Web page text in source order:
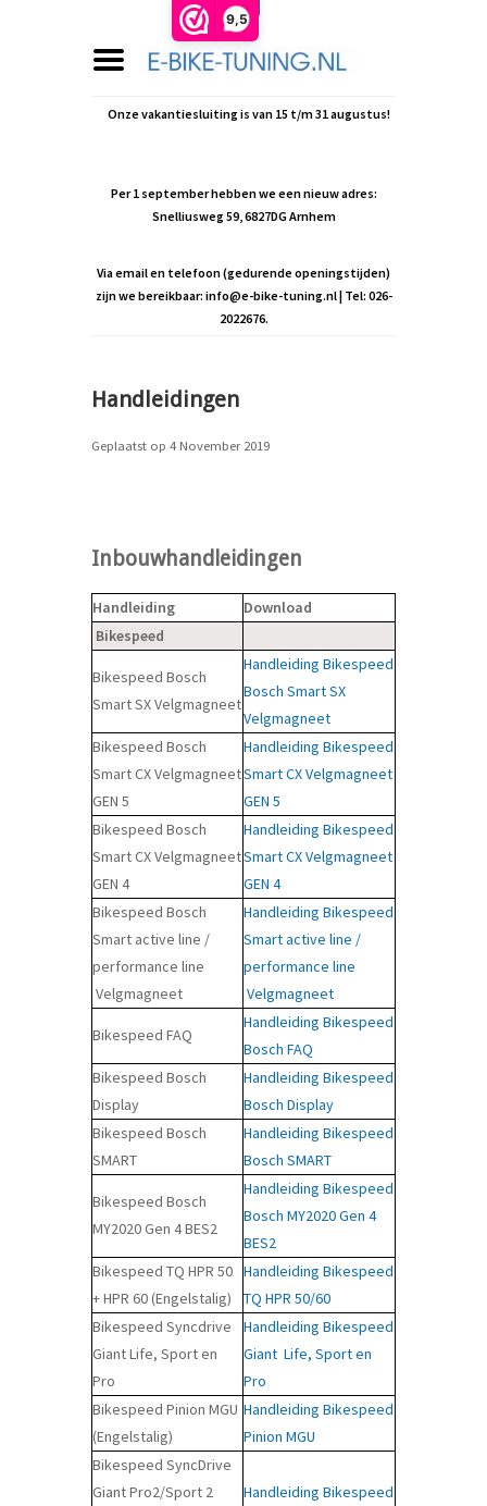
9,5
Onze vakantiesluiting is van 15 t/m 31 augustus!
Per 1 september hebben we een nieuw adres:
Snelliusweg 59, 6827DG Arnhem
Via email en telefoon (gedurende openingstijden)
zijn we bereikbaar: info@e-bike-tuning.nl| Tel: 026-
2022676.
Handleidingen
Geplaatst op 4 November 2019
Inbouwhandleidingen
Handleiding
Download
Bikespeed
Bikespeed Bosch
Smart SX Velgmagneet
Handleiding Bikespeed
Bosch Smart SX
Velgmagneet
Bikespeed Bosch
Smart CX Velgmagneet
GEN 5
Handleiding Bikespeed
Smart CX Velgmagneet
GEN 5
Bikespeed Bosch
Smart CX Velgmagneet
GEN 4
Handleiding Bikespeed
Smart CX Velgmagneet
GEN 4
Bikespeed Bosch
Smart active line /
performance line
Velgmagneet
Handleiding Bikespeed
Smart active line /
performance line
Velgmagneet
Bikespeed FAQ
Handleiding Bikespeed
Bosch FAQ
Bikespeed Bosch
Display
Handleiding Bikespeed
Bosch Display
Bikespeed Bosch
SMART
Handleiding Bikespeed
Bosch SMART
Bikespeed Bosch
MY2020 Gen 4 BES2
Handleiding Bikespeed
Bosch MY2020 Gen 4
BES2
Bikespeed TQ HPR 50
+ HPR 60 (Engelstalig)
Handleiding Bikespeed
TQ HPR 50/60
Bikespeed Syncdrive
Giant Life, Sport en
Pro
Handleiding Bikespeed
Giant Life, Sport en
Pro
Bikespeed Pinion MGU
(Engelstalig)
Handleiding Bikespeed
Pinion MGU
Bikespeed SyncDrive
Giant Pro2/Sport 2
Handleiding Bikespeed